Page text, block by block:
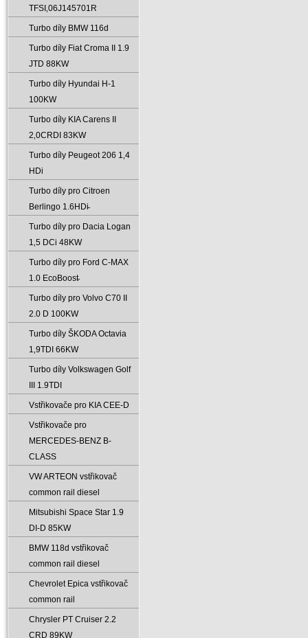
TFSI‚06J145701R
Turbo díly BMW 116d
Turbo díly Fiat Croma II 1.9
JTD 88KW
Turbo díly Hyundai H-1
100KW
Turbo díly KIA Carens II
2‚0CRDI 83KW
Turbo díly Peugeot 206 1‚4
HDi
Turbo díly pro Citroen
Berlingo 1.6HDi̵
Turbo díly pro Dacia Logan
1‚5 DCi 48KW
Turbo díly pro Ford C-MAX
1.0 EcoBoost̵
Turbo díly pro Volvo C70 II
2.0 D 100KW
Turbo díly ŠKODA Octavia
1‚9TDI 66KW
Turbo díly Volkswagen Golf
III 1.9TDI
Vstřikovače pro KIA CEE-D
Vstřikovače pro
MERCEDES-BENZ B-
CLASS
VW ARTEON vstřikovač
common rail diesel
Mitsubishi Space Star 1.9
DI-D 85KW
BMW 118d vstřikovač
common rail diesel
Chevrolet Epica vstřikovač
common rail
Chrysler PT Cruiser 2.2
CRD 89KW